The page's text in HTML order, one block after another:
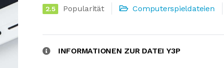
2.5 Popularität Computerspieldateien
INFORMATIONEN ZUR DATEI Y3P